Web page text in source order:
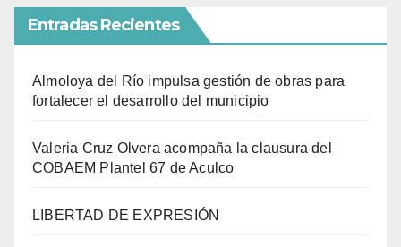
Entradas Recientes
Almoloya del Río impulsa gestión de obras para
fortalecer el desarrollo del municipio
Valeria Cruz Olvera acompaña la clausura del
COBAEM Plantel 67 de Aculco
LIBERTAD DE EXPRESIÓN